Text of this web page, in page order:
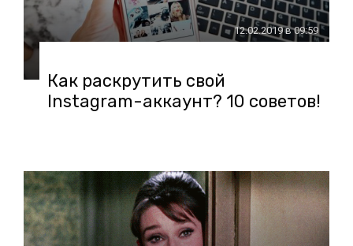
12.02.2019 в 09:59
Как раскрутить свой
Instagram-аккаунт? 10 советов!